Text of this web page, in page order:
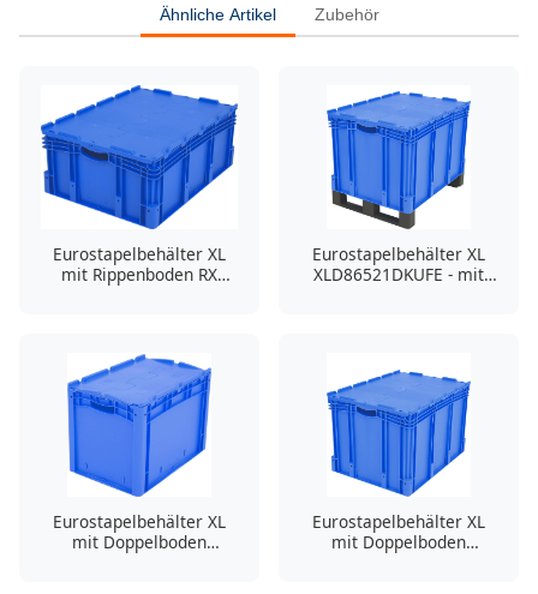
Ähnliche Artikel Zubehör
Eurostapelbehälter XL
mit Rippenboden RX
Eurostapelbehälter XL
XLD86521DKUFE - mit
Eurostapelbehälter XL
mit Doppelboden
Eurostapelbehälter XL
mit Doppelboden